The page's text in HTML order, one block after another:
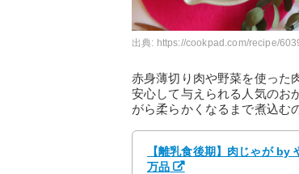
出典: https://cookpad.com/recipe/
赤身薄切り肉や野菜を使った
安心して与えられる人気のお
がら柔らかくなるまで煮込む
【離乳食後期】肉じゃが
万品